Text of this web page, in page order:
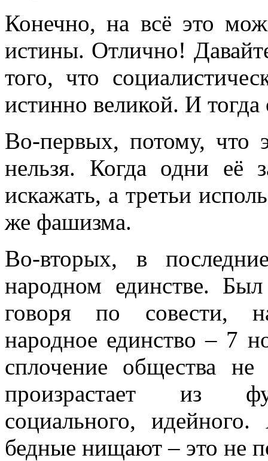
Конечно, на всё это
истины. Отлично!
того, что
истинно великой. И тогда
Во-первых, потому, что
нельзя. Когда одни её
искажать, а третьи
же фашизма.
Во-вторых, в
народном единстве.
говоря по совести,
народное единство – 7
сплочение общества
произрастает из
социального,
бедные нищают – это не